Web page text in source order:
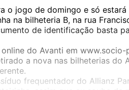
o jogo de domingo e só
na bilheteria B, na rua
de identificação basta
do Avanti em
a nova nas bilheterias do
frequentador do Allianz